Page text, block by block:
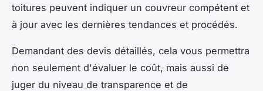
toitures peuvent indiquer un couvreur compétent et
à jour avec les dernières tendances et procédés.
Demandant des devis détaillés, cela vous permettra
non seulement d'évaluer le coût, mais aussi de
juger du niveau de transparence et de